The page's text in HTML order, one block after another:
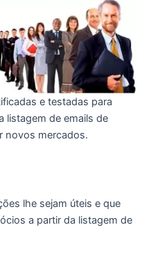
e testadas para
listagem de emails de
novos mercados.
lhe sejam úteis e que
a partir da listagem de